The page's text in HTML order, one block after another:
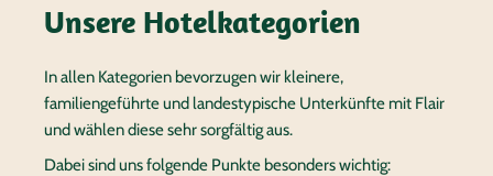
Unsere Hotelkategorien
In allen Kategorien bevorzugen wir kleinere,
familiengeführte und landestypische Unterkünfte mit Flair
und wählen diese sehr sorgfältig aus.
Dabei sind uns folgende Punkte besonders wichtig: